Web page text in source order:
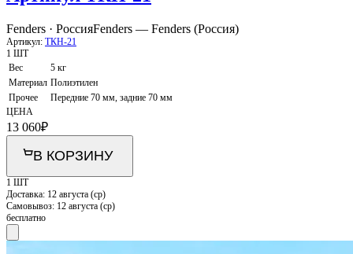
Fenders · РоссияFenders — Fenders (Россия)
Артикул: ТКН-21
1 ШТ
Вес
5 кг
Материал Полиэтилен
Прочее
Передние 70 мм, задние 70 мм
ЦЕНА
13 060₽
В КОРЗИНУ
1 ШТ
Доставка: 12 августа (ср)
Самовывоз: 12 августа (ср)
бесплатно